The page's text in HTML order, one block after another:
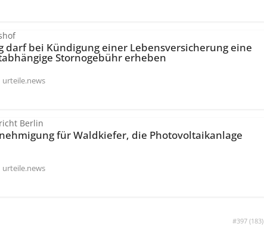
#397 (183)
darf bei Kündigung einer Lebensversicherung eine
Stornogebühr erheben
urteile.news
Berlin
für Waldkiefer, die Photovoltaikanlage
urteile.news